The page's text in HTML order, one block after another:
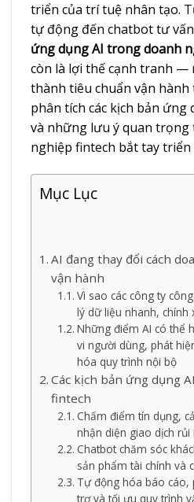
triển của trí tuệ nhân tạo.
tự động đến chatbot tư
ứng dụng AI trong doanh
còn là lợi thế cạnh tranh —
thành tiêu chuẩn vận hành
phân tích các kịch bản
và những lưu ý quan trọng
nghiệp fintech bắt tay triển
Mục Lục
AI đang thay đổi cách
vận hành
Vì sao các công ty
lý dữ liệu nhanh, chính
Những điểm AI có thể
vi người dùng, phát
hóa quy trình nội bộ
Các kịch bản ứng dụng
fintech
Chấm điểm tín dụng,
nhận diện giao dịch rủi
Chatbot chăm sóc
sản phẩm tài chính và
Tự động hóa báo cáo,
trợ và tối ưu quy trình